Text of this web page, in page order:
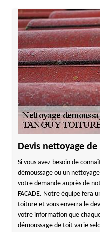
Devis nettoyage
Si vous avez besoin de
démoussage ou un
votre demande auprès de
FACADE. Notre équipe fera
toiture et vous enverra le
votre information que
démoussage de toit varie